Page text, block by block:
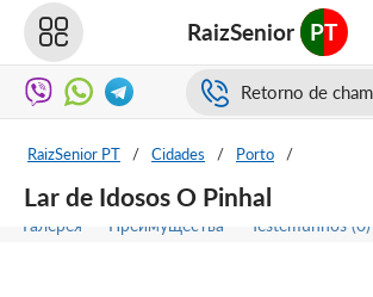
RaizSenior PT
Retorno de
RaizSenior PT / Cidades / Porto /
Lar de Idosos O Pinhal
Галерея Преимущества Testemunhos (0)